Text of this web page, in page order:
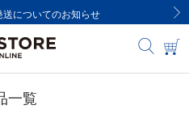
についてのお知らせ
一覧